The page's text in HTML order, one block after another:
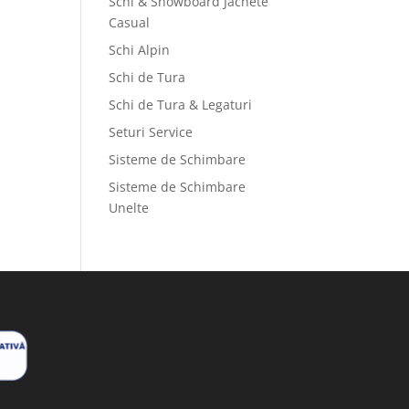
Casual
Schi Alpin
Schi de Tura
Schi de Tura & Legaturi
Seturi Service
Sisteme de Schimbare
Sisteme de Schimbare
Unelte